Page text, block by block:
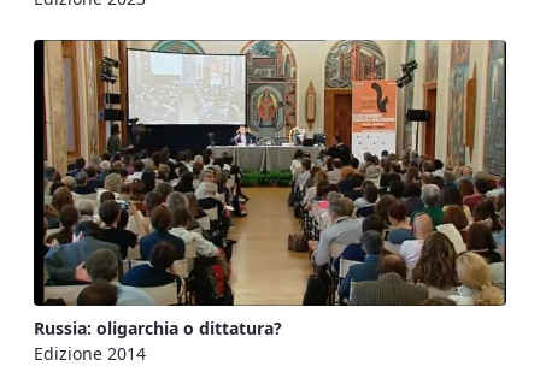
Russia: oligarchia o dittatura?
Edizione 2014